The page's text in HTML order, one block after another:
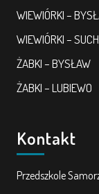
WIEWIÓRKI –
WIEWIÓRKI –
ŻABKI – BYSŁAW
ŻABKI – LUBIEWO
Kontakt
Przedszkole